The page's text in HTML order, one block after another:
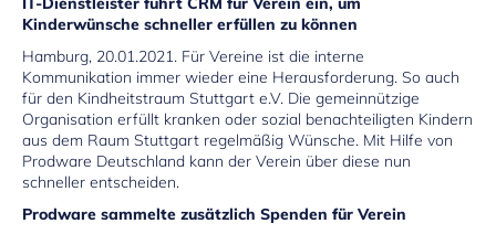
Kinderwünsche schneller erfüllen zu können
Hamburg, 20.01.2021. Für Vereine ist die interne
Kommunikation immer wieder eine Herausforderung. So auch
für den Kindheitstraum Stuttgart e.V. Die gemeinnützige
Organisation erfüllt kranken oder sozial benachteiligten Kindern
aus dem Raum Stuttgart regelmäßig Wünsche. Mit Hilfe von
Prodware Deutschland kann der Verein über diese nun
schneller entscheiden.
Prodware sammelte zusätzlich Spenden für Verein